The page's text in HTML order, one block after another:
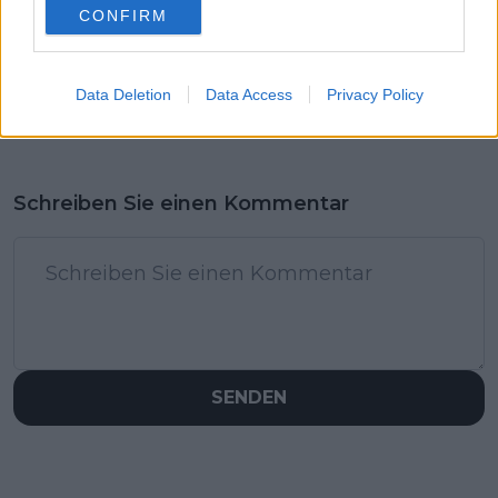
CONFIRM
Data Deletion Data Access Privacy Policy
Schreiben Sie einen Kommentar
SENDEN